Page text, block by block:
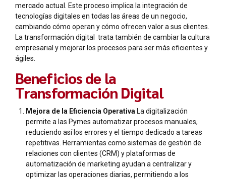
mercado actual. Este proceso implica la integración de
tecnologías digitales en todas las áreas de un negocio,
cambiando cómo operan y cómo ofrecen valor a sus clientes.
La transformación digital trata también de cambiar la cultura
empresarial y mejorar los procesos para ser más eficientes y
ágiles.
Beneficios de la
Transformación Digital
Mejora de la Eficiencia Operativa La digitalización
permite a las Pymes automatizar procesos manuales,
reduciendo así los errores y el tiempo dedicado a tareas
repetitivas. Herramientas como sistemas de gestión de
relaciones con clientes (CRM) y plataformas de
automatización de marketing ayudan a centralizar y
optimizar las operaciones diarias, permitiendo a los